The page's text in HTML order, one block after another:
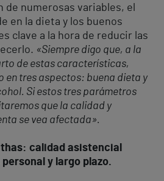
numerosas variables, el
en la dieta y los buenos
clave a la hora de reducir las
«Siempre digo que, a la
de estas características,
en tres aspectos: buena dieta y
Si estos tres parámetros
que la calidad y
se vea afectada».
calidad asistencial
y largo plazo.